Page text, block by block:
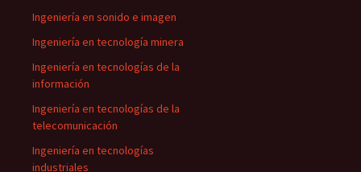
Ingeniería en sonido e imagen
Ingeniería en tecnología minera
Ingeniería en tecnologías de la
información
Ingeniería en tecnologías de la
telecomunicación
Ingeniería en tecnologías
industriales